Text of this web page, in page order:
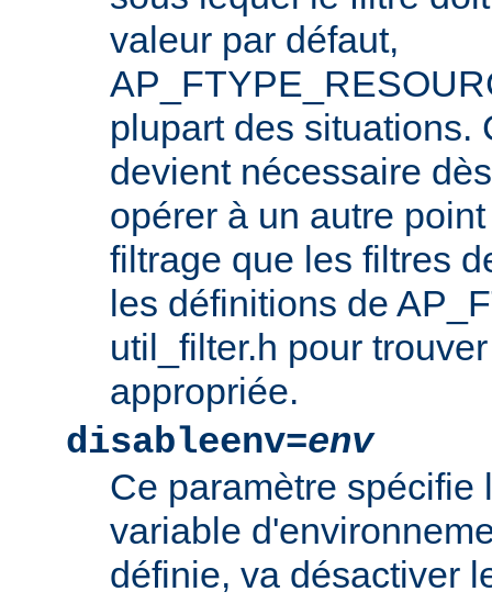
valeur par défaut,
plupart des situations.
devient nécessaire
opérer à un autre
filtrage que les filtres
les définitions de
util_filter.h pour
appropriée.
disableenv=env
Ce paramètre spécifie
variable
définie, va désactiver